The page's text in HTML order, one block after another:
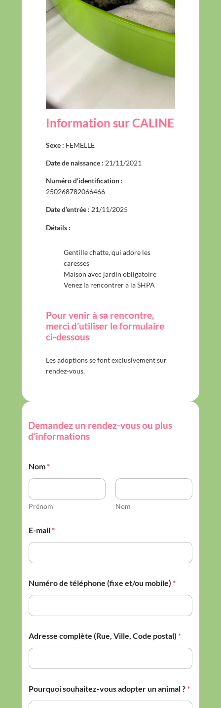
Information sur CALINE
Sexe : FEMELLE
Date de naissance : 21/11/2021
Numéro d’identification :
250268782066466
Date d’entrée : 21/11/2025
Détails :
Gentille chatte, qui adore les
caresses
Maison avec jardin obligatoire
Venez la rencontrer a la SHPA
Pour venir à sa rencontre,
merci d’utiliser le formulaire
ci-dessous
Les adoptions se font exclusivement sur
rendez-vous.
Demandez un rendez-vous ou plus
d’informations
Nom *
Prénom Nom
E-mail *
Numéro de téléphone (fixe et/ou mobile) *
Adresse complète (Rue, Ville, Code postal) *
Pourquoi souhaitez-vous adopter un animal ? *